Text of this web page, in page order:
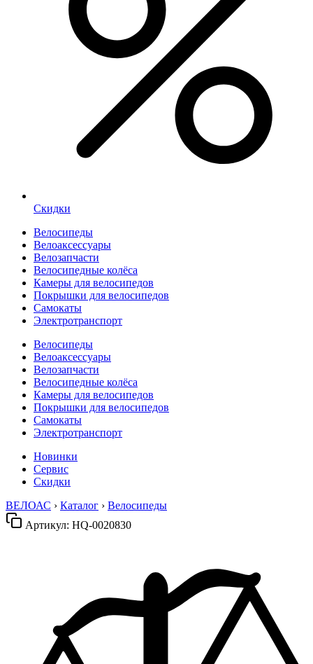
Скидки
Велосипеды
Велоаксессуары
Велозапчасти
Велосипедные колёса
Камеры для велосипедов
Покрышки для велосипедов
Самокаты
Электротранспорт
Велосипеды
Велоаксессуары
Велозапчасти
Велосипедные колёса
Камеры для велосипедов
Покрышки для велосипедов
Самокаты
Электротранспорт
Новинки
Сервис
Скидки
ВЕЛОАС › Каталог › Велосипеды
Артикул: HQ-0020830